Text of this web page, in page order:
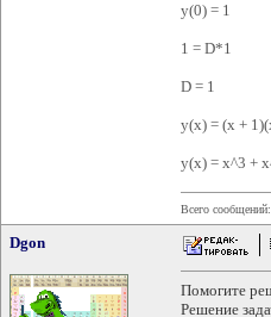
y(0) = 1
1 = D*1
D = 1
y(x) = (x +
y(x) = x^3 +
Всего сообщений:
Dgon
Помогите
Решение